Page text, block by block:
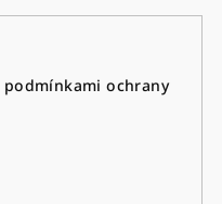
podmínkami ochrany